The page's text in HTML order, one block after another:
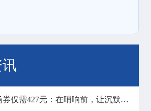
**2026首战入场券仅需427元：在哨响前，让沉默彻底失声**